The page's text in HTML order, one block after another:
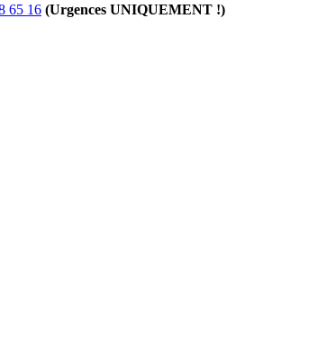
65 16 (Urgences UNIQUEMENT !)